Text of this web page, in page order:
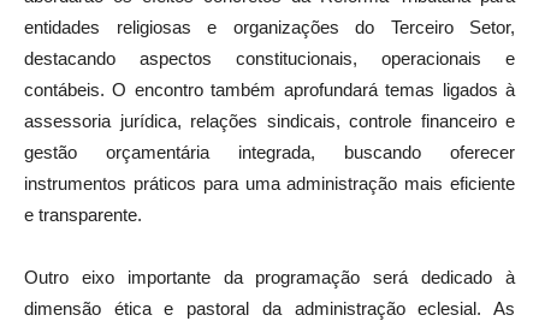
entidades religiosas e organizações do Terceiro Setor,
destacando aspectos constitucionais, operacionais e
contábeis. O encontro também aprofundará temas ligados à
assessoria jurídica, relações sindicais, controle financeiro e
gestão orçamentária integrada, buscando oferecer
instrumentos práticos para uma administração mais eficiente
e transparente.
Outro eixo importante da programação será dedicado à
dimensão ética e pastoral da administração eclesial. As